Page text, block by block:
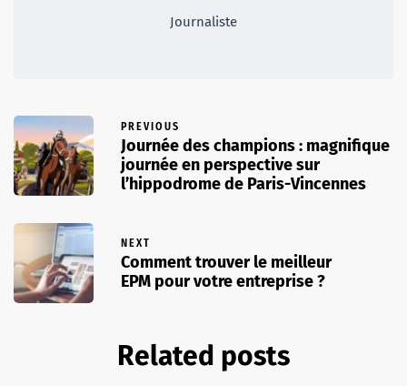
Journaliste
PREVIOUS
Journée des champions : magnifique
journée en perspective sur
l’hippodrome de Paris-Vincennes
NEXT
Comment trouver le meilleur
EPM pour votre entreprise ?
Related posts